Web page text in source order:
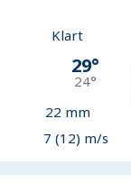
Klart
29°
24°
22 mm
7 (12) m/s